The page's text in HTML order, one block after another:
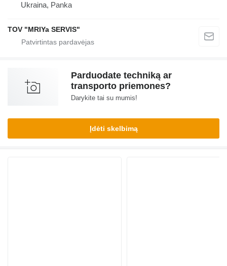
Ukraina, Panka
TOV "MRIYa SERVIS"
Parduodate techniką ar
transporto priemones?
Darykite tai su mumis!
Įdėti skelbimą